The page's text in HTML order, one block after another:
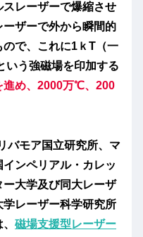
レーザーで爆縮させ
ザーで外から瞬間的
で、これに1ｋT（一
いう強磁場を印加する
進め、2000万℃、200
バモア国立研究所、マ
ンペリアル・カレッ
大学及び同大レーザ
レーザー科学研究所
磁場支援型レーザー